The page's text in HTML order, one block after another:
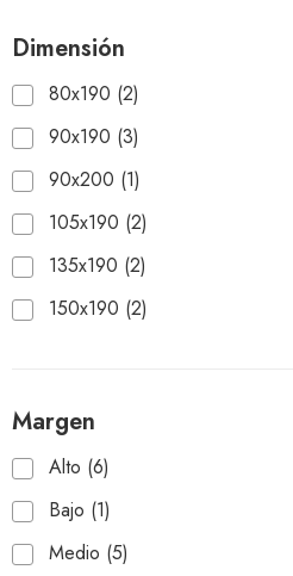
Dimensión
80x190 (2)
90x190 (3)
90x200 (1)
105x190 (2)
135x190 (2)
150x190 (2)
Margen
Alto (6)
Bajo (1)
Medio (5)